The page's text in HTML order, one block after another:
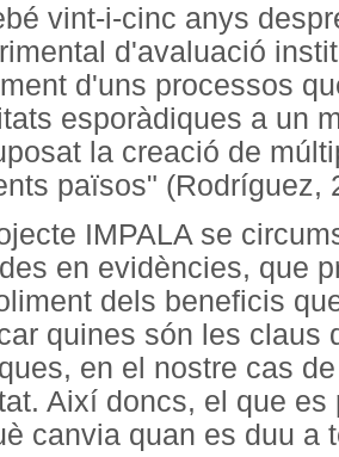
vint-i-cinc anys
d'avaluació
d'uns processos
esporàdiques a un
la creació de
països" (Rodríguez,
IMPALA se
en evidències, que
dels beneficis
quines són les claus
en el nostre cas
Així doncs, el que
canvia quan es duu a